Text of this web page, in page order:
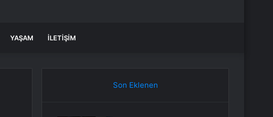
YAŞAM İLETIŞIM
Son Eklenen